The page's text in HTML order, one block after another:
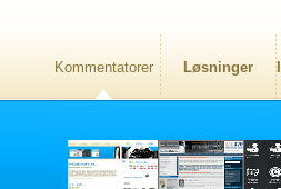
Kommentatorer Løsninger